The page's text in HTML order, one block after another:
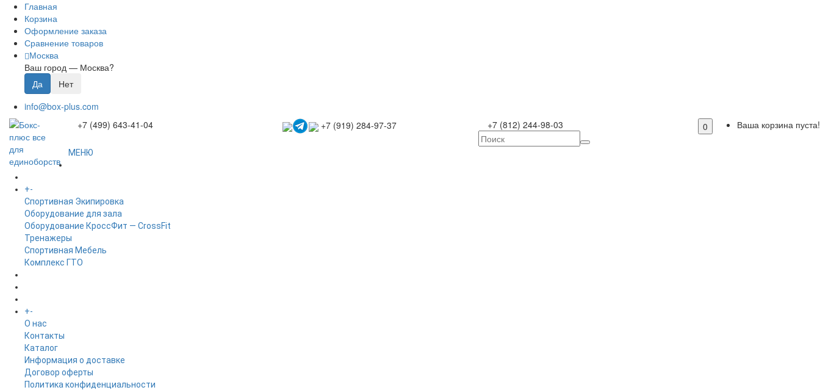
Главная
Корзина
Оформление заказа
Сравнение товаров
Москва
Ваш город — Москва?
info@box-plus.com
+7 (499) 643-41-04
+7 (919) 284-97-37 +7 (812) 244-98-03 0 Ваша корзина пуста!
МЕНЮ
+-
Спортивная Экипировка
Оборудование для зала
Оборудование КроссФит — CrossFit
Тренажеры
Спортивная Мебель
Комплекс ГТО
+-
O нас
Контакты
Каталог
Информация о доставке
Договор оферты
Политика конфиденциальности